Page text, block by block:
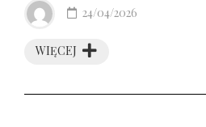
WIĘCEJ
24/04/2026